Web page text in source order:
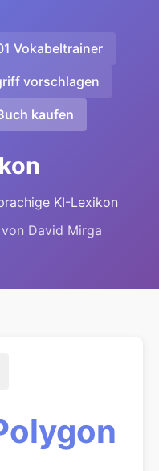
Vokabeltrainer
vorschlagen
kaufen
KI-Lexikon
David Mirga